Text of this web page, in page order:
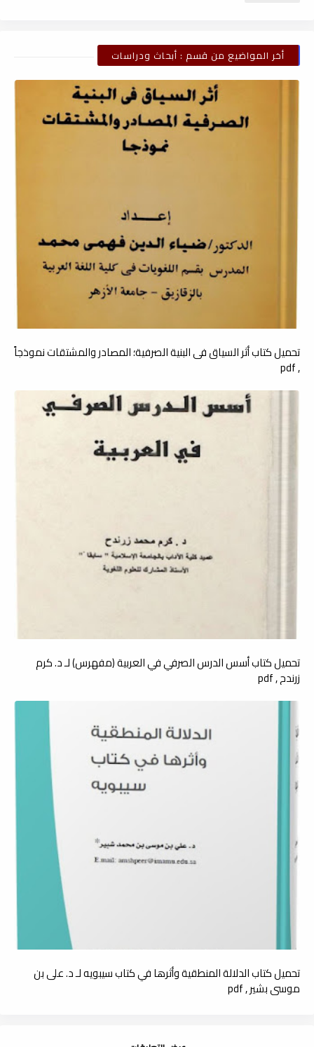
أخر المواضيع من قسم : أبحاث ودراسات
تحميل كتاب أثر السياق فى البنية الصرفية؛ المصادر والمشتقات نموذجاً
, pdf
تحميل كتاب أسس الدرس الصرفي في العربية (مفهرس) لـ د. كرم
زرندح , pdf
تحميل كتاب الدلالة المنطقية وأثرها في كتاب سيبويه لـ د. على بن
موسى بشير , pdf